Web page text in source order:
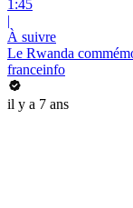
1:45
|
À suivre
Le Rwanda
franceinfo
il y a 7 ans